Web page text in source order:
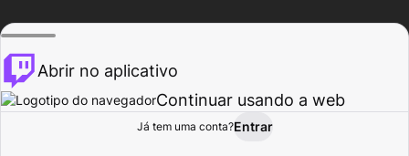
Procurar Atividade
Abrir no aplicativo
Continuar usando a web
Já tem uma conta?Entrar